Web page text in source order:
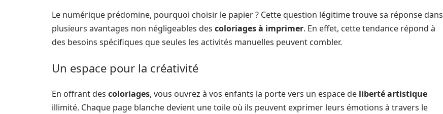
Le numérique prédomine, pourquoi choisir le papier ? Cette question légitime trouve sa réponse dans
plusieurs avantages non négligeables des coloriages à imprimer. En effet, cette tendance répond à
des besoins spécifiques que seules les activités manuelles peuvent combler.
Un espace pour la créativité
En offrant des coloriages, vous ouvrez à vos enfants la porte vers un espace de liberté artistique
illimité. Chaque page blanche devient une toile où ils peuvent exprimer leurs émotions à travers le